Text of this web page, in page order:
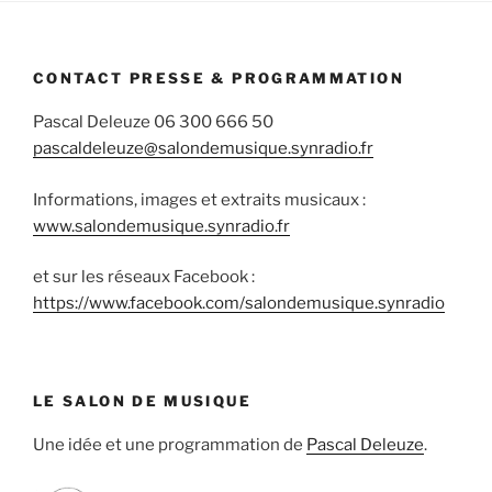
CONTACT PRESSE & PROGRAMMATION
Pascal Deleuze 06 300 666 50
pascaldeleuze@salondemusique.synradio.fr
Informations, images et extraits musicaux :
www.salondemusique.synradio.fr
et sur les réseaux Facebook :
https://www.facebook.com/salondemusique.synradio
LE SALON DE MUSIQUE
Une idée et une programmation de Pascal Deleuze.